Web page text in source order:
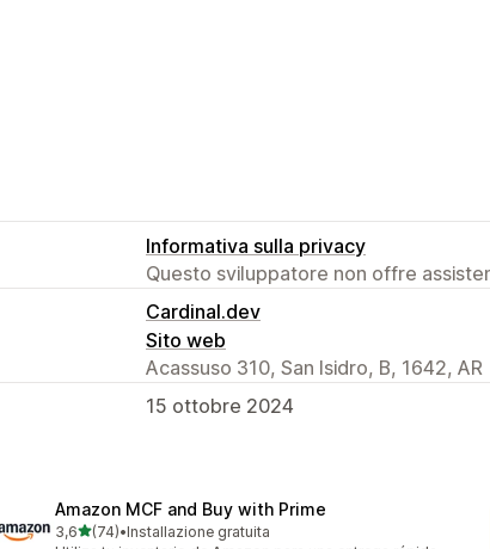
Informativa sulla privacy
Questo sviluppatore non offre
Cardinal.dev
Sito web
Acassuso 310, San Isidro, B, 1642, AR
15 ottobre 2024
Amazon MCF and Buy with Prime
3,6stelle su 5
(74)
74 recensioni totali
•Installazione gratuita